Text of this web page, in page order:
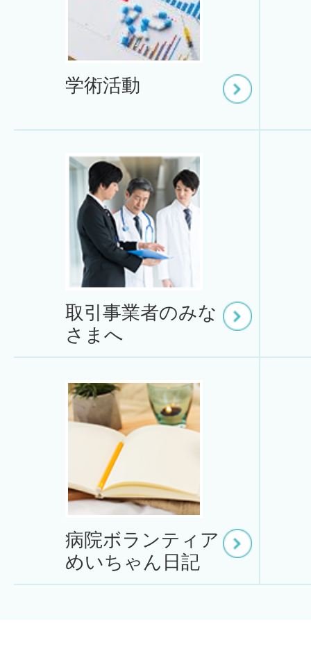
学術活動
取引事業者のみな
さまへ
病院ボランティア
めいちゃん日記